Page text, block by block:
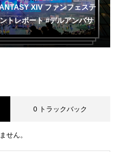
XIV ファンフェステ
トレポート #デルアンバサ
0 トラックバック
せん。